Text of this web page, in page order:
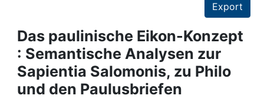
Projects
People
Institutions
Export
Das paulinische Eikon-Konzept
: Semantische Analysen zur
Sapientia Salomonis, zu Philo
und den Paulusbriefen